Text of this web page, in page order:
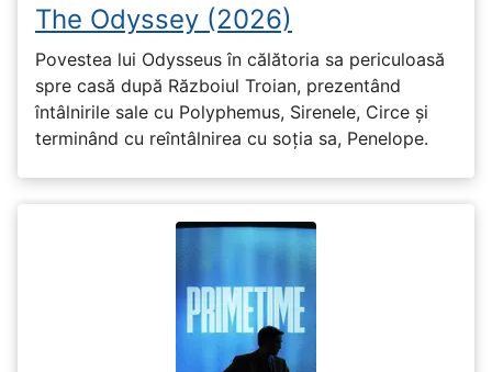
The Odyssey (2026)
Povestea lui Odysseus în călătoria sa periculoasă
spre casă după Războiul Troian, prezentând
întâlnirile sale cu Polyphemus, Sirenele, Circe și
terminând cu reîntâlnirea cu soția sa, Penelope.